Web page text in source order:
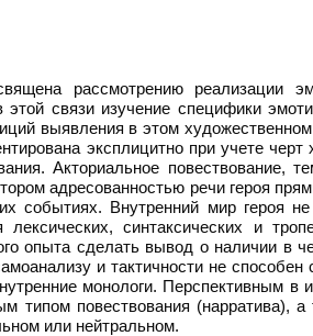
рассмотрению реализации
этой связи изучение специфики
выявления в этом художественном
эксплицитно при учете
Акториальное
адресованностью речи героя
событиях. Внутренний мир героя
лексических, синтаксических и
опыта сделать вывод о наличии в
и тактичности не
монологи. Перспективным в
типом повествования (нарратива),
или нейтральном.